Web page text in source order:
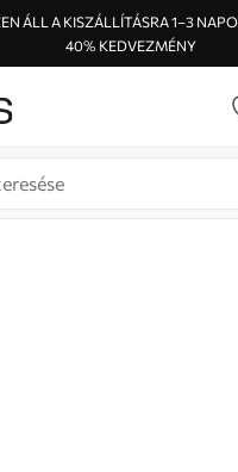
ÁLL A KISZÁLLÍTÁSRA 1–3
40% KEDVEZMÉNY